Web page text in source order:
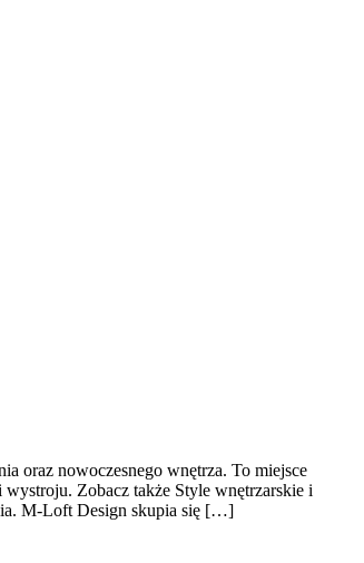
oraz nowoczesnego wnętrza. To miejsce
Zobacz także Style wnętrzarskie i
M-Loft Design skupia się […]